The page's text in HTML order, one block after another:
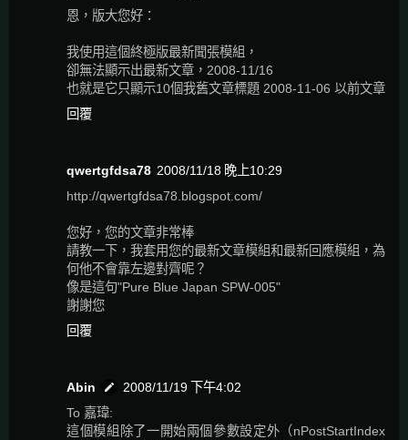
恩，版大您好：
我使用這個終極版最新聞張模組，
卻無法顯示出最新文章，2008-11/16
也就是它只顯示10個我舊文章標題 2008-11-06 以前文章
回覆
qwertgfdsa78 2008/11/18 晚上10:29
http://qwertgfdsa78.blogspot.com/
您好，您的文章非常棒
請教一下，我套用您的最新文章模組和最新回應模組，為
何他不會靠左邊對齊呢？
像是這句"Pure Blue Japan SPW-005"
謝謝您
回覆
Abin
2008/11/19 下午4:02
To 嘉瑋:
這個模組除了一開始兩個參數設定外（nPostStartIndex